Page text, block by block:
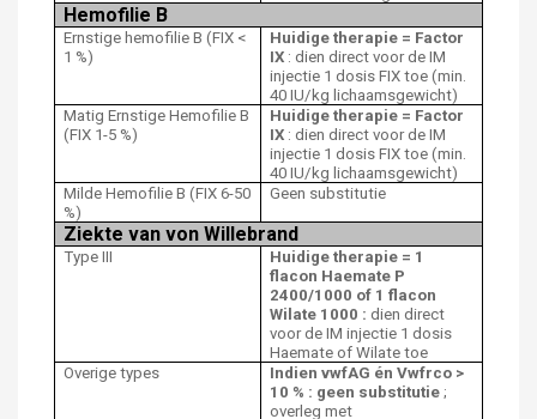
Hemofilie B
Ernstige hemofilie B (FIX <
1 %)
Huidige therapie = Factor
IX : dien direct voor de IM
injectie 1 dosis FIX toe (min.
40 IU/kg lichaamsgewicht)
Matig Ernstige Hemofilie B
(FIX 1-5 %)
Huidige therapie = Factor
IX : dien direct voor de IM
injectie 1 dosis FIX toe (min.
40 IU/kg lichaamsgewicht)
Milde Hemofilie B (FIX 6-50
%)
Geen substitutie
Ziekte van von Willebrand
Type III
Huidige therapie = 1
flacon Haemate P
2400/1000 of 1 flacon
Wilate 1000 : dien direct
voor de IM injectie 1 dosis
Haemate of Wilate toe
Overige types
Indien vwfAG én Vwfrco >
10 % : geen substitutie;
overleg met